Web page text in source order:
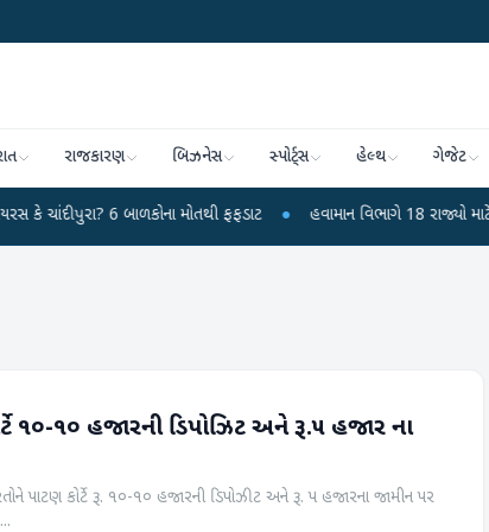
રાજકારણ બિઝનેસ સ્પોર્ટ્સ હેલ્થ ગેજેટ
મોતથી ફફડાટ ● હવામાન વિભાગે 18 રાજ્યો માટે ભારે વરસાદની
૧૦-૧૦ હજારની ડિપોઝિટ અને રૂ.૫ હજાર ના
પાટણ કોર્ટે રૂ. ૧૦-૧૦ હજારની ડિપોઝીટ અને રૂ. ૫ હજારના જામીન પર